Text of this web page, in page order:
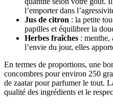
l’emporter dans
Jus de citron : la petite
papilles et équilibrer la
Herbes fraîches : menthe,
l’envie du jour, elles
En termes de proportions, une
concombres pour environ 250
de zaatar pour parfumer le tout.
qualité des ingrédients et le